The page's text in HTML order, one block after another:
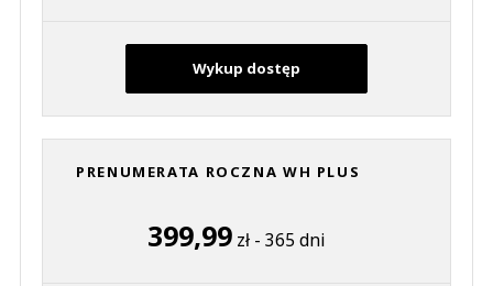
Wykup dostęp
PRENUMERATA ROCZNA WH PLUS
399,99zł - 365 dni